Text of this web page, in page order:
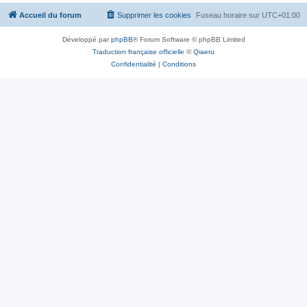
Accueil du forum Fuseau horaire sur UTC+01:00
Supprimer les cookies
Développé parphpBB® Forum Software © phpBB Limited
Traduction française officielle ©Qiaeru
Confidentialité | Conditions